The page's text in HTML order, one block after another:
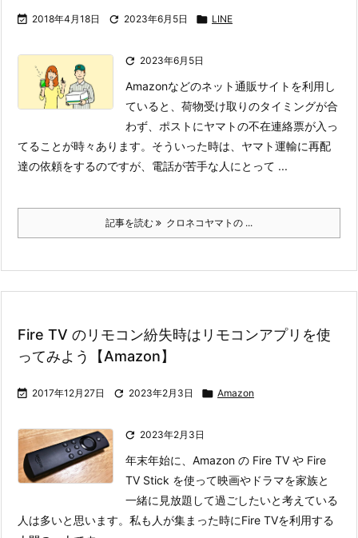
 2018年4月18日  2023年6月5日  LINE
 2023年6月5日
Amazonなどのネット通販サイトを利用し
ていると、荷物受け取りのタイミングが合
わず、ポストにヤマトの不在連絡票が入っ
てることが時々あります。 そういった時は、ヤマト運輸に再配
達の依頼をするのですが、電話が苦手な人にとって ...
記事を読む クロネコヤマトの ...
Fire TV のリモコン紛失時はリモコンアプリを使
ってみよう【Amazon】
 2017年12月27日  2023年2月3日  Amazon
 2023年2月3日
年末年始に、Amazon の Fire TV や Fire
TV Stick を使って映画やドラマを家族と
一緒に見放題して過ごしたいと考えている
人は多いと思います。私も人が集まった時にFire TVを利用する